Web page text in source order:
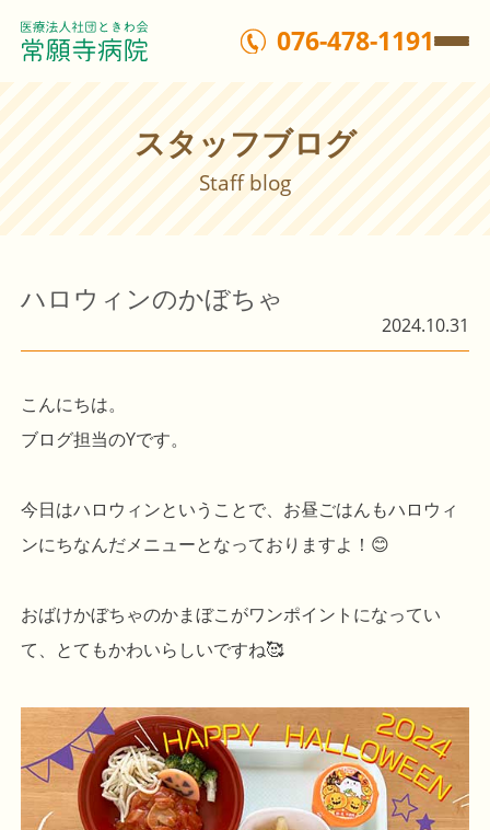
076-478-1191
スタッフブログ
Staff blog
ハロウィンのかぼちゃ
2024.10.31
こんにちは。
ブログ担当のYです。
今日はハロウィンということで、お昼ごはんもハロウィ
ンにちなんだメニューとなっておりますよ！😊
おばけかぼちゃのかまぼこがワンポイントになってい
て、とてもかわいらしいですね🥰